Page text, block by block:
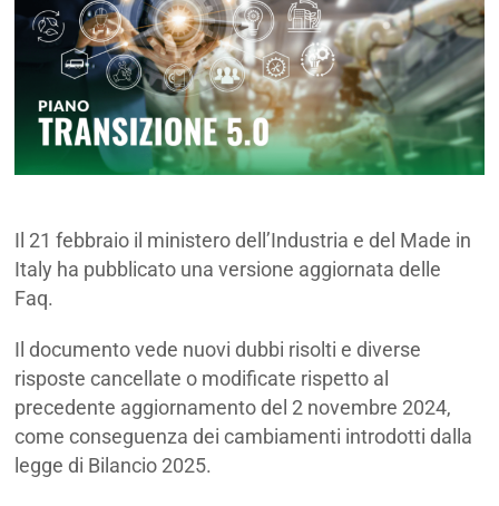
Il 21 febbraio il ministero dell’Industria e del Made in
Italy ha pubblicato una versione aggiornata delle
Faq.
Il documento vede nuovi dubbi risolti e diverse
risposte cancellate o modificate rispetto al
precedente aggiornamento del 2 novembre 2024,
come conseguenza dei cambiamenti introdotti dalla
legge di Bilancio 2025.